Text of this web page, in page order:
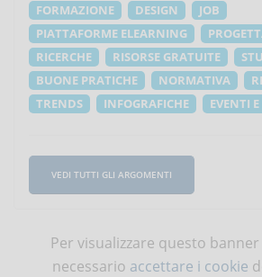
FORMAZIONE DESIGN
JOB
PIATTAFORME ELEARNING
RICERCHE
RISORSE GRATUITE
BUONE PRATICHE
NORMATIVA
TRENDS
INFOGRAFICHE EVENTI E
VEDI TUTTI GLI ARGOMENTI
Per visualizzare questo
necessario accettare i cookie